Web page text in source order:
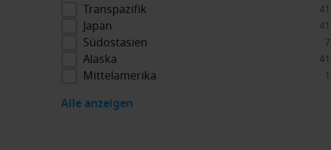
Transpazifik 41
Japan 41
Südostasien 7
Alaska 41
Mittelamerika 1
Alle anzeigen